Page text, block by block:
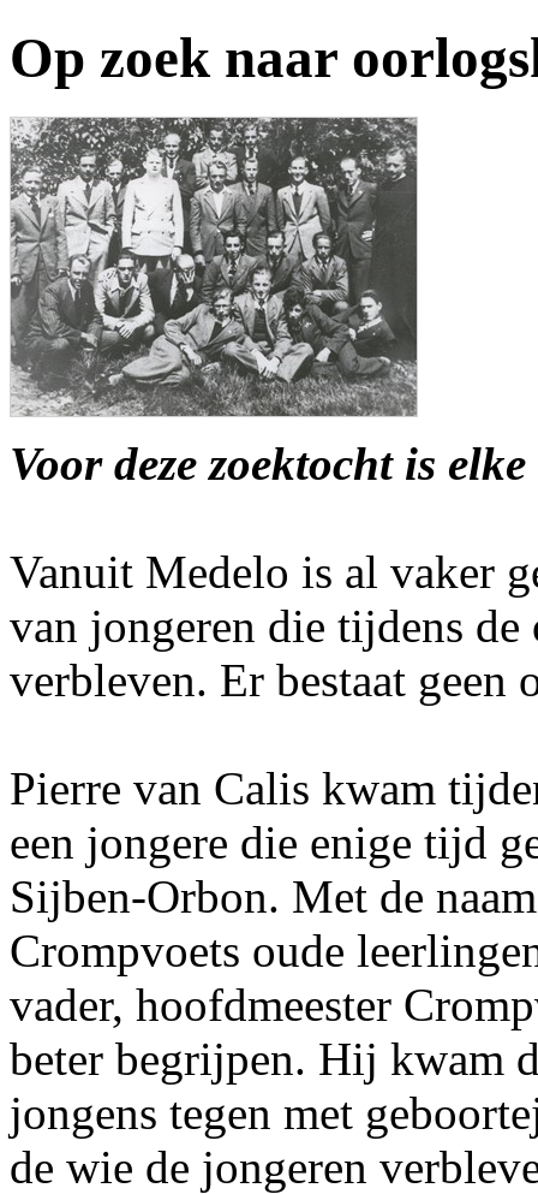
Op zoek naar
Voor deze zoektocht is
Vanuit Medelo is al vaker
van jongeren die tijdens
verbleven. Er bestaat geen
Pierre van Calis kwam
een jongere die enige tijd
Sijben-Orbon. Met de
Crompvoets oude
vader, hoofdmeester
beter begrijpen. Hij kwam
jongens tegen met
de wie de jongeren